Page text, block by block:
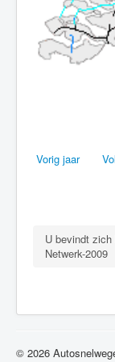
Vorig jaar
U bevindt zich
Netwerk-2009
© 2026